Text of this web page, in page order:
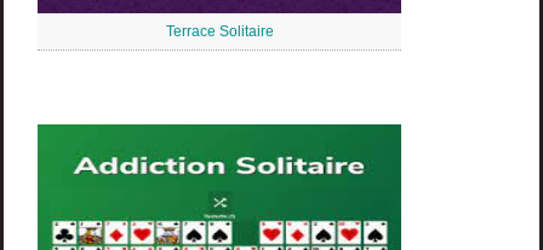
Terrace Solitaire